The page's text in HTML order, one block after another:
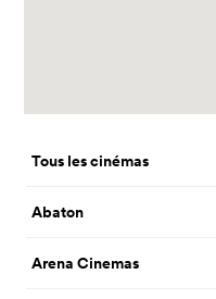
Tous les cinémas
Abaton
Arena Cinemas